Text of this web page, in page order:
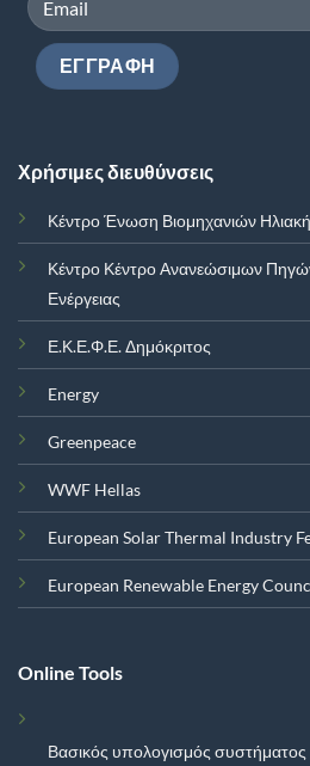
Χρήσιμες διευθύνσεις
Κέντρο Ένωση Βιομηχανιών
Κέντρο Κέντρο Ανανεώσιμων
Ενέργειας
Ε.Κ.Ε.Φ.Ε. Δημόκριτος
Energy
Greenpeace
WWF Hellas
European Solar Thermal Industry
European Renewable Energy
Online Tools
Βασικός υπολογισμός